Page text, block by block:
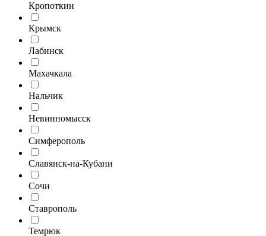
Кропоткин
Крымск
Лабинск
Махачкала
Нальчик
Невинномысск
Симферополь
Славянск-на-Кубани
Сочи
Ставрополь
Темрюк